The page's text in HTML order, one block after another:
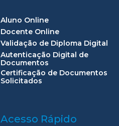
Aluno Online
Docente Online
Validação de Diploma Digital
Autenticação Digital de
Documentos
Certificação de Documentos
Solicitados
Acesso Rápido